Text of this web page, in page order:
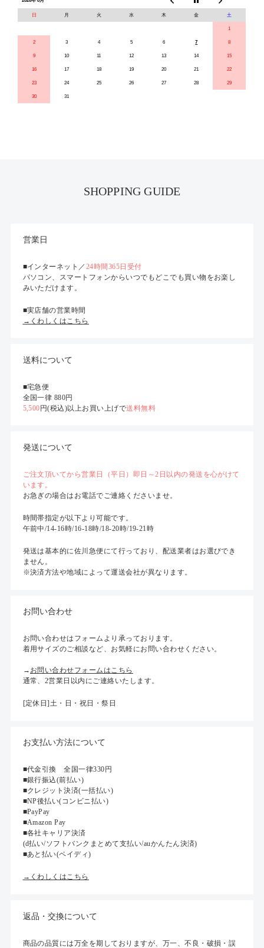
日 月 火 水 木 金 土
1
2 3 4 5 6 7 8
9 10 11 12 13 14 15
16 17 18 19 20 21 22
23 24 25 26 27 28 29
30 31
SHOPPING GUIDE
営業日
■インターネット／ 24時間365日受付
パソコン、スマートフォンからいつでもどこでも買い物をお楽し
みいただけます。
■実店舗の営業時間
→くわしくはこちら
送料について
■宅急便
全国一律 880円
5,500円(税込)以上お買い上げで送料無料
発送について
ご注文頂いてから営業日（平日）即日～2日以内の発送を心がけて
います。
お急ぎの場合はお電話でご連絡くださいませ。
時間帯指定が以下より可能です。
午前中/14-16時/16-18時/18-20時/19-21時
発送は基本的に佐川急便にて行っており、配送業者はお選びでき
ません。
※決済方法や地域によって運送会社が異なります。
お問い合わせ
お問い合わせはフォームより承っております。
着用サイズのご相談など、お気軽にお問い合わせください。
→ お問い合わせフォームはこちら
通常、2営業日以内にご連絡いたします。
[定休日]土・日・祝日・祭日
お支払い方法について
■代金引換 全国一律330円
■銀行振込(前払い)
■クレジット決済(一括払い)
■NP後払い(コンビニ払い)
■PayPay
■Amazon Pay
■各社キャリア決済
(d払い/ソフトバンクまとめて支払い/auかんたん決済)
■あと払い(ペイディ)
→くわしくはこちら
返品・交換について
商品の品質には万全を期しておりますが、万一、不良・破損・誤